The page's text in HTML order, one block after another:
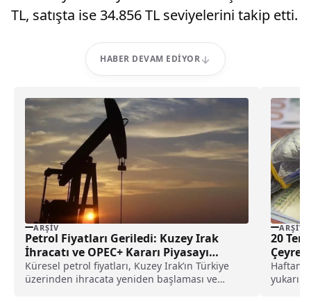
TL, satışta ise 34.856 TL seviyelerini takip etti.
HABER DEVAM EDIYOR
ARŞIV
Petrol Fiyatları Geriledi: Kuzey Irak
İhracatı ve OPEC+ Kararı Piyasayı
Baskıladı
Küresel petrol fiyatları, Kuzey Irak’ın Türkiye
üzerinden ihracata yeniden başlaması ve
ARŞIV
20
yukarı